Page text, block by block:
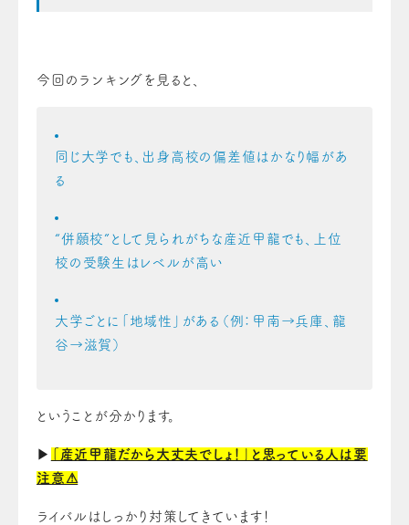
今回のランキングを見ると、
同じ大学でも、出身高校の偏差値はかなり幅があ
る
“併願校”として見られがちな産近甲龍でも、上位
校の受験生はレベルが高い
大学ごとに「地域性」がある（例：甲南→兵庫、龍
谷→滋賀）
ということが分かります。
▶
「産近甲龍だから大丈夫でしょ！」と思っている人は要
注意⚠
ライバルはしっかり対策してきています！